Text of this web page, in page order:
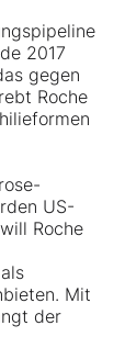
2017
gegen
Roche
US-
Roche
Mit
der